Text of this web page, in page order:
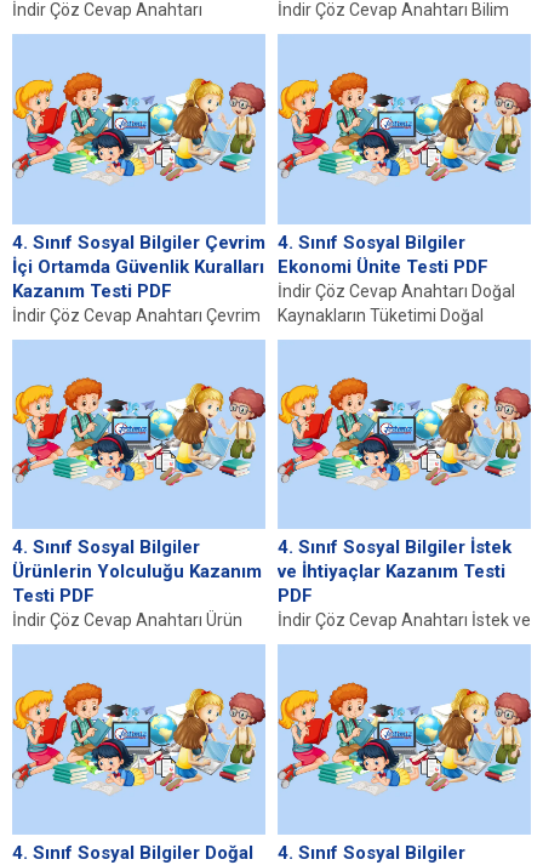
İndir Çöz Cevap Anahtarı
Çevrimiçi Ortamda Güvenlik
çocukların çevrimiçi ortamda
güvenli...
İndir Çöz Cevap Anahtarı Bilim
İnsanlarının Çocukluk
insanlarının çocukluk
dönemlerinde yaşadıkları
koşullar,...
4. Sınıf Sosyal Bilgiler Çevrim
İçi Ortamda Güvenlik Kuralları
Kazanım Testi PDF
İndir Çöz Cevap Anahtarı Çevrim
İçi Ortamda Güvenlik Kurallarının
bilgiye erişimi kolaylaştıran...
4. Sınıf Sosyal Bilgiler
Ekonomi Ünite Testi PDF
İndir Çöz Cevap Anahtarı Doğal
Kaynakların Tüketimi Doğal
kaynaklar, insanların yaşamı için
4. Sınıf Sosyal Bilgiler
Ürünlerin Yolculuğu Kazanım
Testi PDF
İndir Çöz Cevap Anahtarı Ürün
Nedir ve Üretim Süreci Nasıldır?
karşılamak...
4. Sınıf Sosyal Bilgiler İstek
ve İhtiyaçlar Kazanım Testi
PDF
İndir Çöz Cevap Anahtarı İstek ve
İhtiyaç Kavramları İstek ve ihtiyaç
yaşamında...
4. Sınıf Sosyal Bilgiler Doğal
4. Sınıf Sosyal Bilgiler